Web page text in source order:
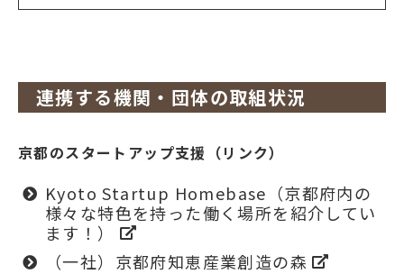
連携する機関・団体の取組状況
京都のスタートアップ支援（リンク）
Kyoto Startup Homebase（京都府内の
様々な特色を持った働く場所を紹介してい
ます！）
（一社）京都府知恵産業創造の森